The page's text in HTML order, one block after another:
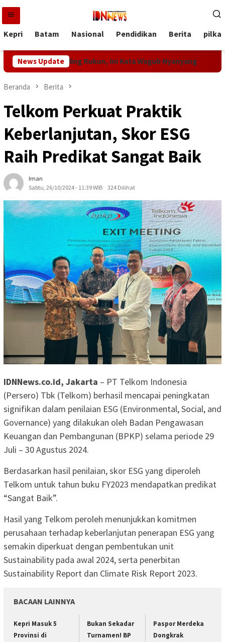
Loncat
konten
Kepri Batam Nasional Pendidikan Berita
News Update
Paling Rukun, Ini Kata Wagub Nyanyang
Beranda Berita
Telkom Perkuat Praktik
Keberlanjutan, Skor ESG
Raih Predikat Sangat Baik
Iman
Sabtu, 26/10/2024 - 11:39 WIB
324 Dilihat
IDNNews.co.id, Jakarta – PT Telkom Indonesia
(Persero) Tbk (Telkom) berhasil mencapai peningkatan
signifikan dalam penilaian ESG (Environmental, Social, and
Governance) yang dilakukan oleh Badan Pengawasan
Keuangan dan Pembangunan (BPKP) selama periode 29
Juli – 30 Agustus 2024.
Berdasarkan hasil penilaian, skor ESG yang diperoleh
Telkom untuk tahun buku FY2023 mendapatkan predikat
“Sangat Baik”.
Hasil yang Telkom peroleh menunjukkan komitmen
perusahaan terhadap keberlanjutan penerapan ESG yang
semakin diperkuat dengan pembentukan unit
Sustainability pada awal 2024, serta penerbitan
Sustainability Report dan Climate Risk Report 2023.
BACAAN LAINNYA
Kepri Masuk 5
Provinsi di
Bukan Sekadar
Turnamen! BP
Paspor Merdeka
Dongkrak